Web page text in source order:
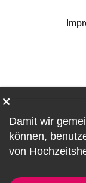
Damit wir
können,
von